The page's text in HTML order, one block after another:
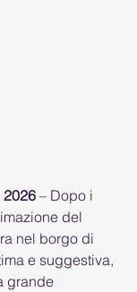
2026 – Dopo i
del
nel borgo di
e suggestiva,
grande